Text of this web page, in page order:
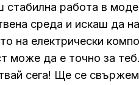
стабилна работа в
среда и искаш да
на електрически
може да е точно за теб.
сега! Ще се